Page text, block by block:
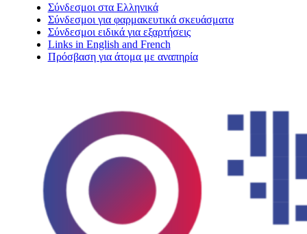
Σύνδεσμοι στα Ελληνικά
Σύνδεσμοι για φαρμακευτικά σκευάσματα
Σύνδεσμοι ειδικά για εξαρτήσεις
Links in English and French
Πρόσβαση για άτομα με αναπηρία